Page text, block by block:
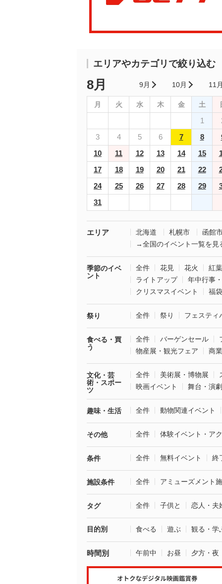
エリアやカテゴリで絞り込む
8月 9月 10月 11
月 火 水 木 金 土
1
3
4 5 6 7 8
10
11 12 13 14 15
17
18 19 20 21 22
24
25 26 27 28 29
31
エリア 北海道 札幌市
函館
→全国のイベント一覧を見
季節のイベ
ント
全件 花見 花火
紅葉
ライトアップ
年中行事
クリスマスイベント
福
祭り 全件 祭り フェスティ
食べる・買
う
全件 バーゲンセール
物産展・観光フェア
商
文化・芸
術・スポー
ツ
全件 美術展・博物展
映画イベント
舞台・演劇
趣味・生活 全件 動物関連イベント
その他 全件 体験イベント・ア
条件 全件 無料イベント 終
施設条件 全件 アミューズメント
タグ 全件 子供と 恋人・夫
目的別 食べる 遊ぶ 観る・学
時間別 午前中 お昼 夕方・夜